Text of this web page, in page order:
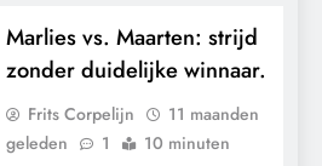
Marlies vs. Maarten: strijd
zonder duidelijke winnaar.
Frits Corpelijn
11 maanden
geleden
1 10 minuten